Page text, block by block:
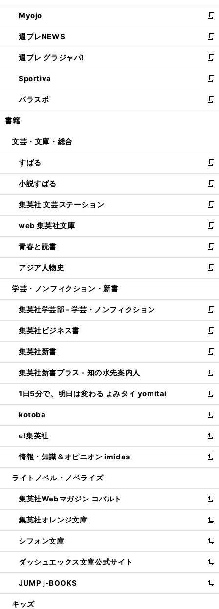
開
く
ウ
で
開
く
ン
ド
ウ
で
開
く
ウ
ィ
ン
ド
ウ
で
開
く
Myojo
新
し
い
ウ
ィ
ン
ド
ウ
で
開
週プレNEWS
新
し
い
ウ
ィ
ン
ド
ウ
開
週プレ グラジャパ!
新
し
い
ウ
ィ
ン
ウ
開
く
Sportiva
新
し
い
ウ
ン
ウ
で
開
く
パラスポ
新
し
ウ
ン
ド
ウ
で
開
く
書籍
文芸・文庫・総合
すばる
新
し
い
ウ
ィ
ン
ド
ウ
で
開
く
小説すばる
新
し
い
ウ
ィ
ン
ド
ウ
で
開
集英社 文芸ステーション
新
し
い
ウ
ィ
ン
ド
ウ
開
く
web 集英社文庫
新
し
い
ウ
ィ
ン
ウ
で
開
く
青春と読書
新
し
い
ウ
ン
ド
ウ
で
開
く
アジア人物史
新
し
ウ
ィ
ン
ド
ウ
で
開
く
学芸・ノンフィクション・新書
集英社学芸部 - 学芸・ノンフィクション
新
し
い
ウ
ィ
ン
ド
ウ
で
開
く
集英社ビジネス書
新
し
い
ウ
ィ
ン
ド
ウ
で
開
く
集英社新書
新
し
い
ウ
ィ
ン
ド
ウ
で
開
く
集英社新書プラス - 知の水先案内人
新
し
い
ウ
ィ
ン
ド
ウ
で
開
1日5分で、明日は変わる よみタイ yomitai
新
し
い
ウ
ィ
ン
ド
ウ
開
く
kotoba
新
し
い
ウ
ィ
ン
ウ
で
開
く
e!集英社
新
し
い
ウ
ン
ド
ウ
で
開
く
情報・知識＆オピニオン imidas
新
し
ウ
ィ
ン
ド
ウ
で
開
く
ライトノベル・ノベライズ
集英社Webマガジン コバルト
新
し
い
ウ
ィ
ン
ド
ウ
で
開
集英社オレンジ文庫
新
し
い
ウ
ィ
ン
ド
ウ
シフォン文庫
新
し
い
ウ
ィ
ン
ダッシュエックス文庫公式サイト
新
し
い
ウ
JUMP j-BOOKS
新
し
キッズ